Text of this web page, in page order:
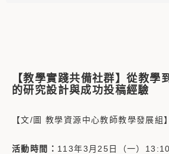
【教學實踐共備社群】從教學
的研究設計與成功投稿經驗
【文/圖 教學資源中心教師教學發展組】
活動時間： 113年3月25日（一）